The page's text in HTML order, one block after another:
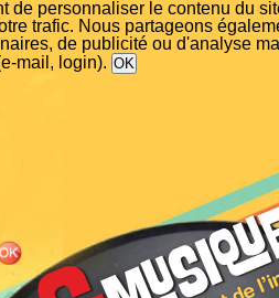
de personnaliser le contenu du
trafic. Nous partageons
de publicité ou d'analyse
mail, login).